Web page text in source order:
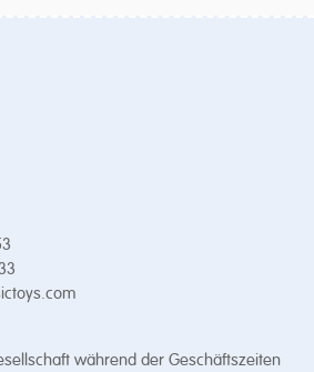
während der Geschäftszeiten